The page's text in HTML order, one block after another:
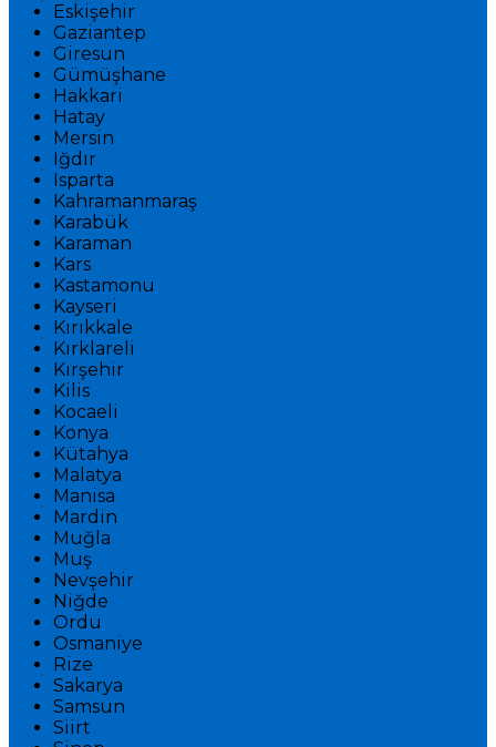
Eskişehir
Gaziantep
Giresun
Gümüşhane
Hakkari
Hatay
Mersin
Iğdır
Isparta
Kahramanmaraş
Karabük
Karaman
Kars
Kastamonu
Kayseri
Kırıkkale
Kırklareli
Kırşehir
Kilis
Kocaeli
Konya
Kütahya
Malatya
Manisa
Mardin
Muğla
Muş
Nevşehir
Niğde
Ordu
Osmaniye
Rize
Sakarya
Samsun
Siirt